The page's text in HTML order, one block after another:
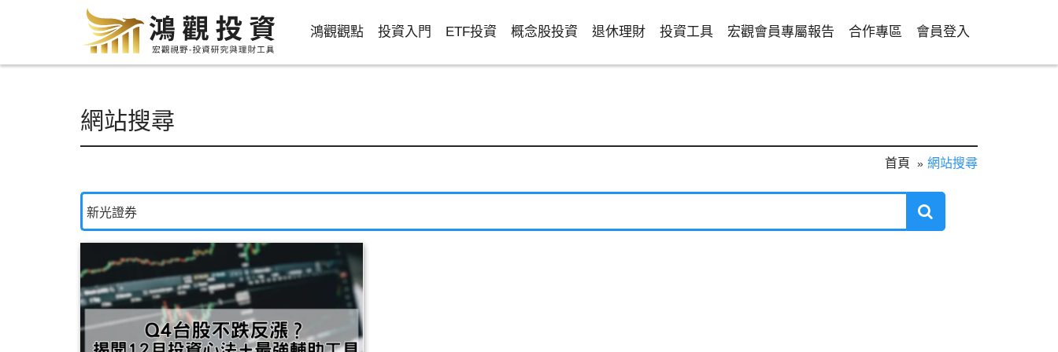
鴻觀觀點 投資入門 ETF投資 概念股投資 退休理財 投資工具 宏觀會員專屬報告 合作專區 會員登入
網站搜尋
首頁 網站搜尋